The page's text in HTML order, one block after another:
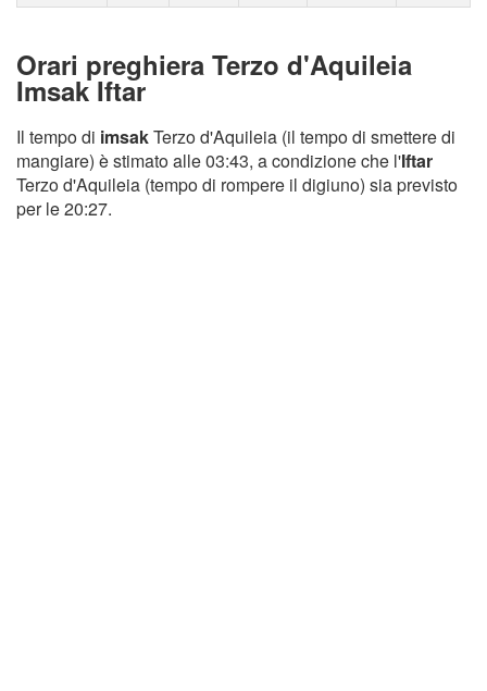
Orari preghiera Terzo d'Aquileia
Imsak Iftar
Il tempo di imsakTerzo d'Aquileia (il tempo di smettere di
mangiare) è stimato alle 03:43, a condizione che l'Iftar
Terzo d'Aquileia (tempo di rompere il digiuno) sia previsto
per le 20:27.